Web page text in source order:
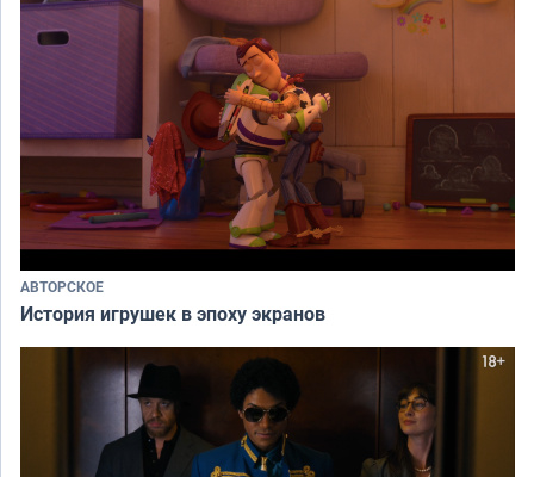
АВТОРСКОЕ
История игрушек в эпоху экранов